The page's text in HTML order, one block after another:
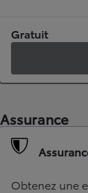
Gratuit
Assurance
Obtenez une